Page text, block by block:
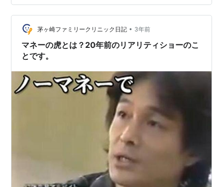
るのではないかと？と言う事に気付き始めました。 と言
う事で、今回はラーメンではなく「チャーシュー丼」な
る物をがメニューに用意されていたので「チャーシュー
丼」を食してみました。 ミニサイズ…
茅ヶ崎ファミリークリニック日記 • 3年前
マネーの虎とは？20年前のリアリティショーのこ
とです。